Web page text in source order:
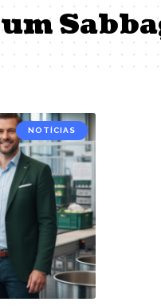
NOTÍCIAS